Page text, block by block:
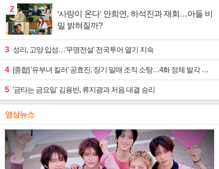
2
‘사랑이 온다’ 안희연, 하석진과 재회…아들 비
밀 밝혀질까?
3 성리, 고양 입성…'무명전설' 전국투어 열기 지속
4 [종합] '유부녀 킬러' 공효진, 장기 밀매 조직 소탕…4화 정체 발각 위기 예고
5 '금타는 금요일' 김용빈, 류지광과 저음 대결 승리
영상뉴스